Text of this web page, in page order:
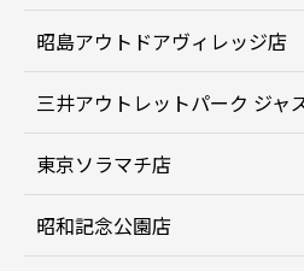
昭島アウトドアヴィレッジ店
三井アウトレットパーク ジャ
東京ソラマチ店
昭和記念公園店